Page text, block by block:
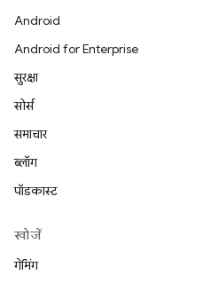
Android
Android for Enterprise
सुरक्षा
सोर्स
समाचार
ब्लॉग
पॉडकास्ट
खोजें
गेमिंग